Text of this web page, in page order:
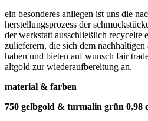
ein besonderes anliegen ist uns die
herstellungsprozess der
der werkstatt ausschließlich recycelte
zulieferern, die sich dem
haben und bieten auf wunsch fair
altgold zur wiederaufbereitung an.
material & farben
750 gelbgold & turmalin grün 0,98